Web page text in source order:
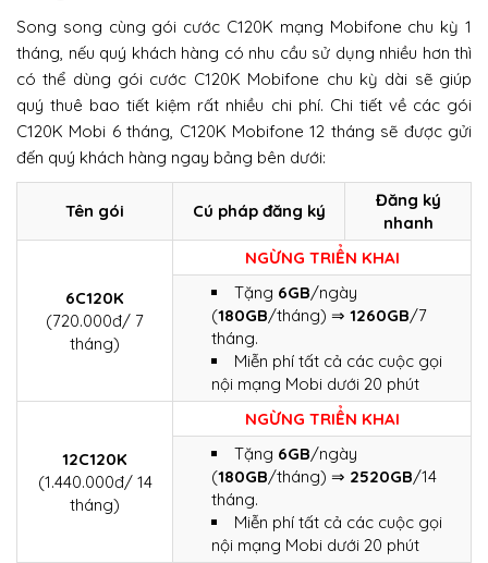
Song song cùng gói cước C120K mạng Mobifone chu kỳ 1
tháng, nếu quý khách hàng có nhu cầu sử dụng nhiều hơn thì
có thể dùng gói cước C120K Mobifone chu kỳ dài sẽ giúp
quý thuê bao tiết kiệm rất nhiều chi phí. Chi tiết về các gói
C120K Mobi 6 tháng, C120K Mobifone 12 tháng sẽ được gửi
đến quý khách hàng ngay bảng bên dưới:
Tên gói Cú pháp đăng ký
Đăng ký
nhanh
6C120K
(720.000đ/ 7
tháng)
NGỪNG TRIỂN KHAI
Tặng 6GB/ngày
(180GB/tháng) ⇒ 1260GB/7
tháng.
Miễn phí tất cả các cuộc gọi
nội mạng Mobi dưới 20 phút
12C120K
(1.440.000đ/ 14
tháng)
NGỪNG TRIỂN KHAI
Tặng 6GB/ngày
(180GB/tháng) ⇒ 2520GB/14
tháng.
Miễn phí tất cả các cuộc gọi
nội mạng Mobi dưới 20 phút